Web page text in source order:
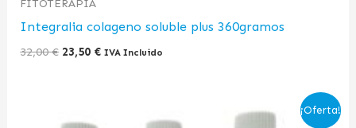
FITOTERAPIA
Integralia colageno soluble plus 360gramos
32,00€ 23,50 € IVA Incluido
¡Oferta!
precio